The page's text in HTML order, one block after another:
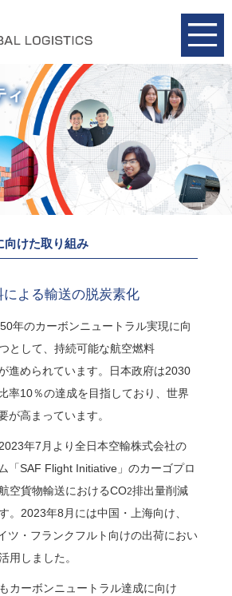
向けた取り組み
よる輸送の脱炭素化
年のカーボンニュートラル実現に向
として、持続可能な航空燃料
進められています。日本政府は2030
率10％の達成を目指しており、世界
が高まっています。
年7月より全日本空輸株式会社の
「SAF Flight Initiative」のカーゴプロ
空貨物輸送におけるCO2排出量削減
。2023年8月には中国・上海向け、
ツ・フランクフルト向けの出荷におい
用しました。
カーボンニュートラル達成に向け